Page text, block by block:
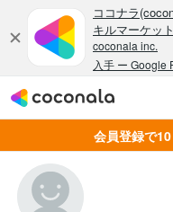
会員登録で